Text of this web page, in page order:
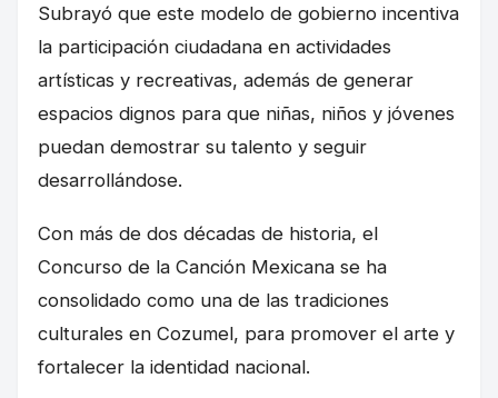
Subrayó que este modelo de gobierno incentiva
la participación ciudadana en actividades
artísticas y recreativas, además de generar
espacios dignos para que niñas, niños y jóvenes
puedan demostrar su talento y seguir
desarrollándose.
Con más de dos décadas de historia, el
Concurso de la Canción Mexicana se ha
consolidado como una de las tradiciones
culturales en Cozumel, para promover el arte y
fortalecer la identidad nacional.